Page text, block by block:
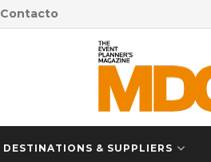
Contacto
DESTINATIONS & SUPPLIERS